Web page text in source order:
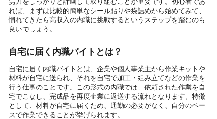
れば、まずは比較的簡単なシール貼りや袋詰めから始めてみて、
慣れてきたら高収入の内職に挑戦するというステップを踏むのも
良いでしょう。
自宅に届く内職バイトとは？
自宅に届く内職バイトとは、企業や個人事業主から作業キットや
材料が自宅に送られ、それを自宅で加工・組み立てなどの作業を
行う仕事のことです。この形式の内職では、依頼された作業を自
宅でこなし、完成品を再度企業に返送する流れとなります。特徴
として、材料が自宅に届くため、通勤の必要がなく、自分のペー
スで作業できることが挙げられます。